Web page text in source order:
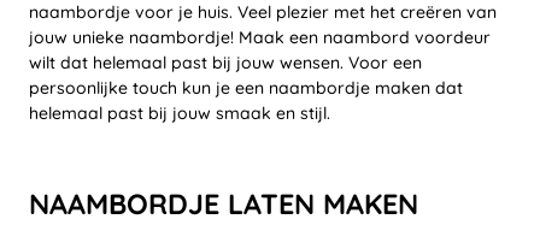
naambordje voor je huis. Veel plezier met het creëren van
jouw unieke naambordje! Maak een naambord voordeur
wilt dat helemaal past bij jouw wensen. Voor een
persoonlijke touch kun je een naambordje maken dat
helemaal past bij jouw smaak en stijl.
NAAMBORDJE LATEN MAKEN